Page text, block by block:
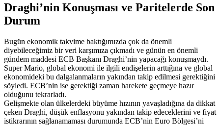
Draghi’nin Konuşması ve Paritelerde Son
Durum
Bugün ekonomik takvime baktığımızda çok da önemli
diyebileceğimiz bir veri karşımıza çıkmadı ve günün en önemli
gündem maddesi ECB Başkanı Draghi’nin yapacağı konuşmaydı.
Super Mario, global ekonomi ile ilgili endişelerin arttığına ve global
ekonomideki bu dalgalanmaların yakından takip edilmesi gerektiğini
söyledi. ECB’nin ise gerektiği zaman harekete geçmeye hazır
olduğunu tekrarladı.
Gelişmekte olan ülkelerdeki büyüme hızının yavaşladığına da dikkat
çeken Draghi, düşük enflasyonu yakından takip edeceklerini ve fiyat
istikrarının sağlanamaması durumunda ECB’nin Euro Bölgesi’ni